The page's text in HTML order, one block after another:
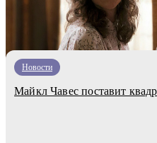
Новости
Майкл Чавес поставит